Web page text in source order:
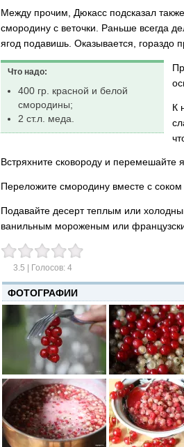
Между прочим, Дюкасс подсказал
смородину с веточки. Раньше всегда
ягод подавишь. Оказывается, гораздо
Что надо:
400 гр. красной и белой
смородины;
2 ст.л. меда.
К
Встряхните сковороду и перемешайте
Переложите смородину вместе с
Подавайте десерт теплым или
ванильным мороженым или
3.5 | Голосов: 4
ФОТОГРАФИИ